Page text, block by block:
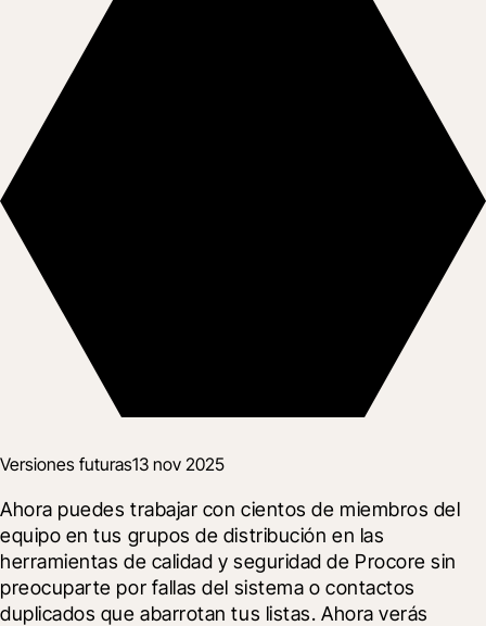
Versiones futuras13 nov 2025
Ahora puedes trabajar con cientos de miembros del
equipo en tus grupos de distribución en las
herramientas de calidad y seguridad de Procore sin
preocuparte por fallas del sistema o contactos
duplicados que abarrotan tus listas. Ahora verás